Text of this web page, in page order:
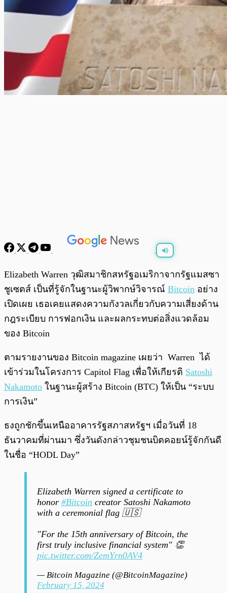
0:00/
Elizabeth Warren วุฒิสมาชิกสหรัฐอเมริกาจากรัฐแมสซา
ชูเซตส์ เป็นที่รู้จักในฐานะผู้วิพากษ์วิจารณ์ Bitcoin อย่าง
เปิดเผย เธอเคยแสดงความกังวลเกี่ยวกับความเสี่ยงด้าน
กฎระเบียบ การฟอกเงิน และผลกระทบต่อสิ่งแวดล้อม
ของ Bitcoin
ตามรายงานของ Bitcoin magazine เผยว่า Warren ได้
เข้าร่วมในโครงการ Capitol Flag เพื่อให้เกียรติ Satoshi
Nakamoto ในฐานะผู้สร้าง Bitcoin (BTC) ให้เป็น “ระบบ
การเงิน”
ธงถูกชักขึ้นเหนืออาคารรัฐสภาสหรัฐฯ เมื่อวันที่ 18
ธันวาคมที่ผ่านมา ซึ่งวันดังกล่าวชุมชนบิตคอยน์รู้จักกันดี
ในชื่อ “HODL Day”
Elizabeth Warren signed a certificate to
honor #Bitcoin creator Satoshi Nakamoto
with a ceremonial flag 🇺🇸
"For the 15th anniversary of Bitcoin, the
first truly inclusive financial system" 👏
pic.twitter.com/ZemYrn0AV4
— Bitcoin Magazine (@BitcoinMagazine)
February 15, 2024